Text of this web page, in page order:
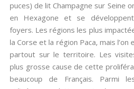
puces) de lit Champagne sur Seine
en Hexagone et se
foyers. Les régions les plus
la Corse et la région Paca, mais
partout sur le territoire. Les
plus grosse cause de cette
beaucoup de Français. Parmi